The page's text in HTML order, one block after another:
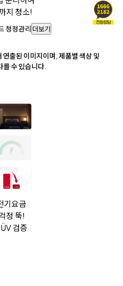
지 청소!
청정관리 더보기
출된 이미지이며, 제품별 색상 및
를 수 있습니다.
기요금
정 뚝!
검증